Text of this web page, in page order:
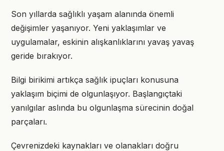
Son yıllarda sağlıklı yaşam alanında önemli
değişimler yaşanıyor. Yeni yaklaşımlar ve
uygulamalar, eskinin alışkanlıklarını yavaş yavaş
geride bırakıyor.
Bilgi birikimi artıkça sağlık ipuçları konusuna
yaklaşım biçimi de olgunlaşıyor. Başlangıçtaki
yanılgılar aslında bu olgunlaşma sürecinin doğal
parçaları.
Çevrenizdeki kaynakları ve olanakları doğru